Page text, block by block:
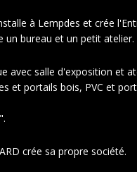
à Lempdes et crée
un bureau et un petit atelier.
avec salle d'exposition et
et portails bois, PVC et
crée sa propre société.